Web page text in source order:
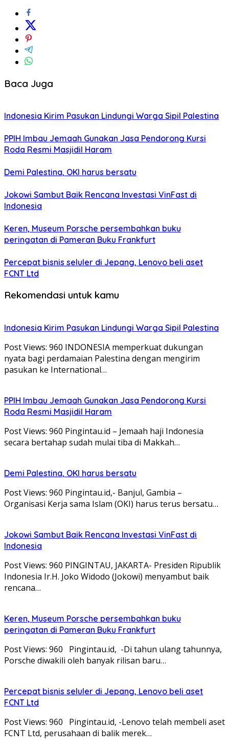
Baca Juga
Indonesia Kirim Pasukan Lindungi Warga Sipil Palestina
PPIH Imbau Jemaah Gunakan Jasa Pendorong Kursi
Roda Resmi Masjidil Haram
Demi Palestina, OKI harus bersatu
Jokowi Sambut Baik Rencana Investasi VinFast di
Indonesia
Keren, Museum Porsche persembahkan buku
peringatan di Pameran Buku Frankfurt
Percepat bisnis seluler di Jepang, Lenovo beli aset
FCNT Ltd
Rekomendasi untuk kamu
Indonesia Kirim Pasukan Lindungi Warga Sipil Palestina
Post Views: 960 INDONESIA memperkuat dukungan
nyata bagi perdamaian Palestina dengan mengirim
pasukan ke International…
PPIH Imbau Jemaah Gunakan Jasa Pendorong Kursi
Roda Resmi Masjidil Haram
Post Views: 960 Pingintau.id – Jemaah haji Indonesia
secara bertahap sudah mulai tiba di Makkah…
Demi Palestina, OKI harus bersatu
Post Views: 960 Pingintau.id,- Banjul, Gambia –
Organisasi Kerja sama Islam (OKI) harus terus bersatu…
Jokowi Sambut Baik Rencana Investasi VinFast di
Indonesia
Post Views: 960 PINGINTAU, JAKARTA- Presiden Ripublik
Indonesia Ir.H. Joko Widodo (Jokowi) menyambut baik
rencana…
Keren, Museum Porsche persembahkan buku
peringatan di Pameran Buku Frankfurt
Post Views: 960 Pingintau.id, -Di tahun ulang tahunnya,
Porsche diwakili oleh banyak rilisan baru…
Percepat bisnis seluler di Jepang, Lenovo beli aset
FCNT Ltd
Post Views: 960 Pingintau.id, -Lenovo telah membeli aset
FCNT Ltd, perusahaan di balik merek…